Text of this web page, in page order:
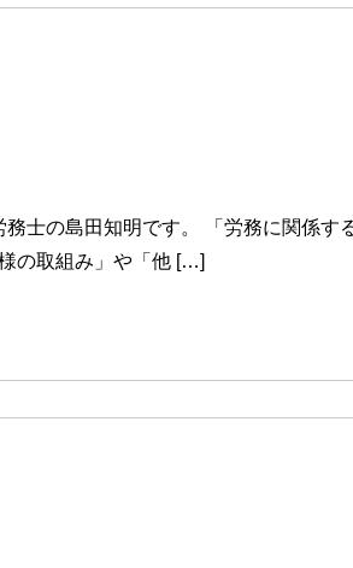
士の島田知明です。 「労務に関係す
の取組み」や「他 […]